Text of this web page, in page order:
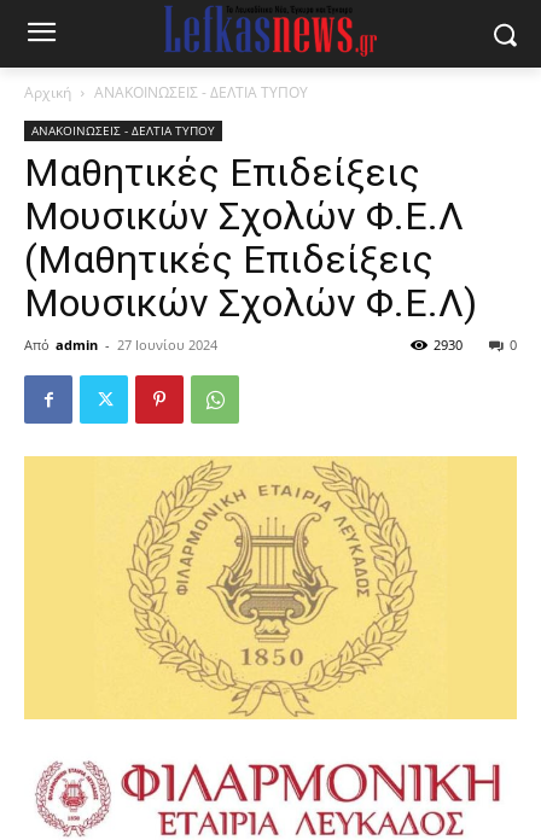
Αρχική ΑΝΑΚΟΙΝΩΣΕΙΣ - ΔΕΛΤΙΑ ΤΥΠΟΥ
ΑΝΑΚΟΙΝΩΣΕΙΣ - ΔΕΛΤΙΑ ΤΥΠΟΥ
Μαθητικές Επιδείξεις
Μουσικών Σχολών Φ.Ε.Λ
(Μαθητικές Επιδείξεις
Μουσικών Σχολών Φ.Ε.Λ)
Από admin - 27 Ιουνίου 2024 0
2930